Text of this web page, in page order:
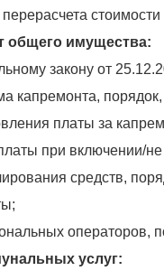
общего имущества:
закону от
капремонта,
платы за
при включении/
средств,
операторов,
услуг: